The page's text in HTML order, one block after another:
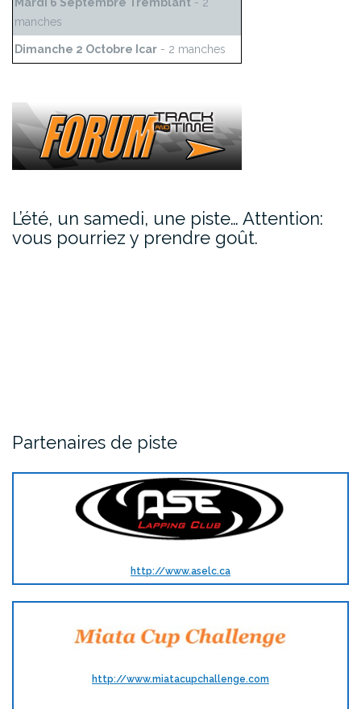
Mardi 6 Septembre Tremblant - 2
manches
Dimanche 2 Octobre Icar - 2 manches
L’été, un samedi, une piste… Attention:
vous pourriez y prendre goût.
Partenaires de piste
http://www.aselc.ca
http://www.miatacupchallenge.com